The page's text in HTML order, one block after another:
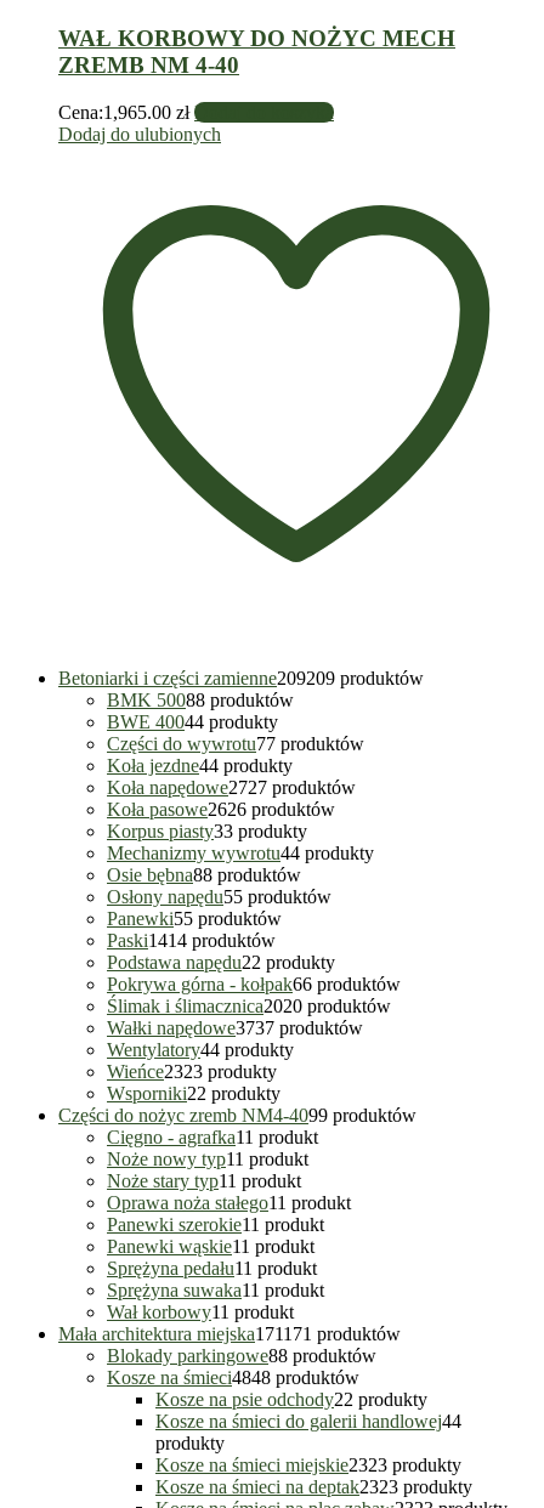
WAŁ KORBOWY DO NOŻYC MECH
ZREMB NM 4-40
Cena:1,965.00 zł Dodaj do koszyka
Dodaj do ulubionych
Betoniarki i części zamienne209209 produktów
BMK 50088 produktów
BWE 40044 produkty
Części do wywrotu77 produktów
Koła jezdne44 produkty
Koła napędowe2727 produktów
Koła pasowe2626 produktów
Korpus piasty33 produkty
Mechanizmy wywrotu44 produkty
Osie bębna88 produktów
Osłony napędu55 produktów
Panewki55 produktów
Paski1414 produktów
Podstawa napędu22 produkty
Pokrywa górna - kołpak66 produktów
Ślimak i ślimacznica2020 produktów
Wałki napędowe3737 produktów
Wentylatory44 produkty
Wieńce2323 produkty
Wsporniki22 produkty
Części do nożyc zremb NM4-4099 produktów
Cięgno - agrafka11 produkt
Noże nowy typ11 produkt
Noże stary typ11 produkt
Oprawa noża stałego11 produkt
Panewki szerokie11 produkt
Panewki wąskie11 produkt
Sprężyna pedału11 produkt
Sprężyna suwaka11 produkt
Wał korbowy11 produkt
Mała architektura miejska171171 produktów
Blokady parkingowe88 produktów
Kosze na śmieci4848 produktów
Kosze na psie odchody22 produkty
Kosze na śmieci do galerii handlowej44
produkty
Kosze na śmieci miejskie2323 produkty
Kosze na śmieci na deptak2323 produkty